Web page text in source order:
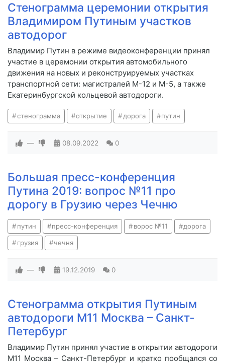
Стенограмма церемонии открытия
Владимиром Путиным участков
автодорог
Владимир Путин в режиме видеоконференции принял
участие в церемонии открытия автомобильного
движения на новых и реконструируемых участках
транспортной сети: магистралей М-12 и М-5, а также
Екатеринбургской кольцевой автодороги.
стенограмма открытие дорога путин
— 08.09.2022 0
Большая пресс-конференция
Путина 2019: вопрос №11 про
дорогу в Грузию через Чечню
путин пресс-конференция ворос №11 дорога
грузия чечня
— 19.12.2019 0
Стенограмма открытия Путиным
автодороги М11 Москва – Санкт-
Петербург
Владимир Путин принял участие в открытии автодороги
М11 Москва – Санкт-Петербург и кратко пообщался со